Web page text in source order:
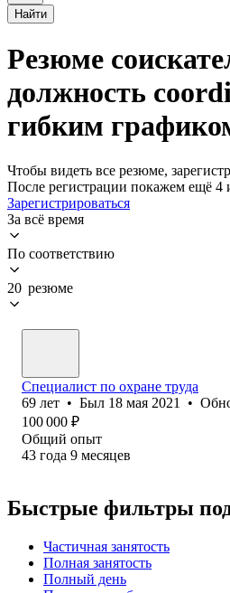
Найти
Резюме
должность
гибким
Чтобы видеть все резюме,
После регистрации покажем ещё 4
Зарегистрироваться
За всё время
По соответствию
20 резюме
Специалист по охране труда
69 лет • Был 18 мая 2021 •
100 000 ₽
Общий опыт
43 года 9 месяцев
Быстрые фильтры
Частичная занятость
Полная занятость
Полный день